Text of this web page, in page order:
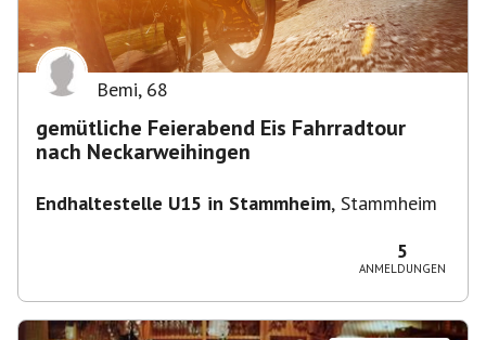
Bemi, 68
gemütliche Feierabend Eis Fahrradtour
nach Neckarweihingen
Endhaltestelle U15 in Stammheim, Stammheim
5
ANMELDUNGEN